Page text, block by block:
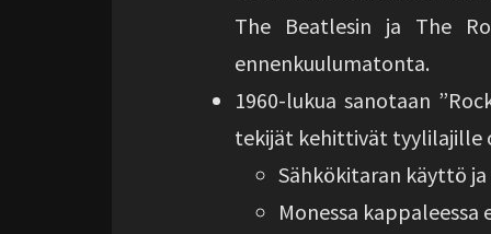
The Beatlesin ja The
ennenkuulumatonta.
1960-lukua sanotaan
tekijät kehittivät tyylilajille
Sähkökitaran käyttö
Monessa